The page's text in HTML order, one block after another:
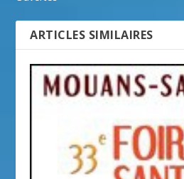
ARTICLES SIMILAIRES